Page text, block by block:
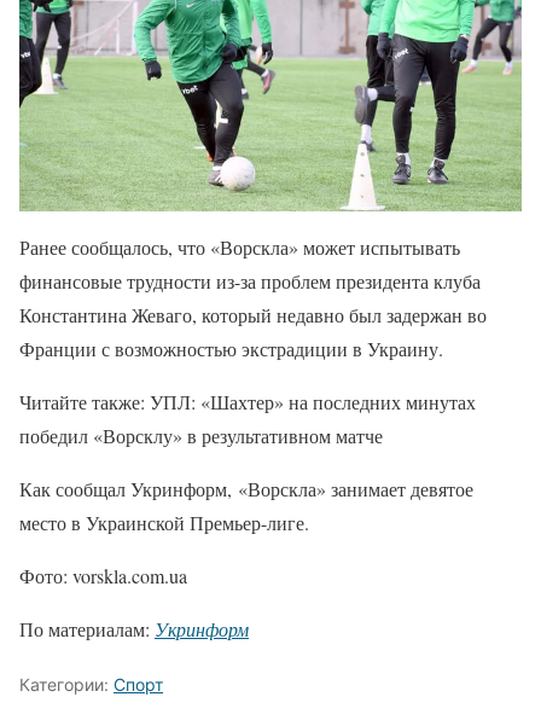
Ранее сообщалось, что «Ворскла» может испытывать
финансовые трудности из-за проблем президента клуба
Константина Жеваго, который недавно был задержан во
Франции с возможностью экстрадиции в Украину.
Читайте также: УПЛ: «Шахтер» на последних минутах
победил «Ворсклу» в результативном матче
Как сообщал Укринформ, «Ворскла» занимает девятое
место в Украинской Премьер-лиге.
Фото: vorskla.com.ua
По материалам: Укринформ
Категории: Спорт